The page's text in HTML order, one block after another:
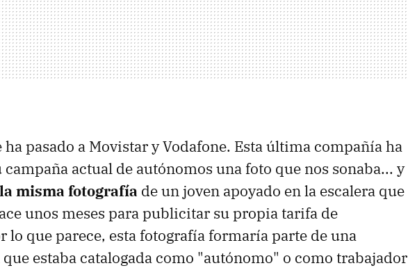
ha pasado a Movistar y Vodafone. Esta última compañía ha
campaña actual de autónomos una foto que nos sonaba... y
la misma fotografía de un joven apoyado en la escalera que
unos meses para publicitar su propia tarifa de
lo que parece, esta fotografía formaría parte de una
estaba catalogada como "autónomo" o como trabajador